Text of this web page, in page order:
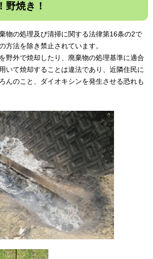
野焼き！
物の処理及び清掃に関する法律第16条の2で
方法を除き禁止されています。
野外で焼却したり、廃棄物の処理基準に適合
いて焼却することは違法であり、近隣住民に
んのこと、ダイオキシンを発生させる恐れも